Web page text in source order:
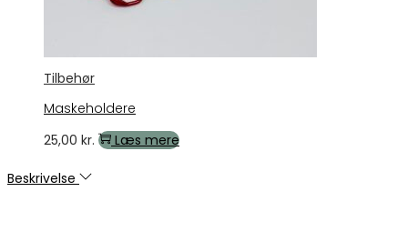
Tilbehør
Maskeholdere
25,00 kr. Læs mere
Beskrivelse